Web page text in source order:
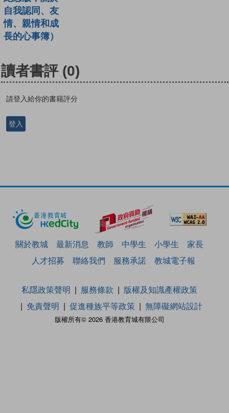
自我認同、友
情、親情和成
長的心事簿）
讀者書評 (0)
請登入給你的書籍評分
登入
關於教城 最新消息 教師 中學生 小學生
家長
人才招募
聯絡我們 服務承諾 教城電子報
版權所有© 2026 香港教育城有限公司
私隱政策聲明 服務條款
版權及知識產權政策
免責聲明
促進種族平等政策 無障礙網站設計